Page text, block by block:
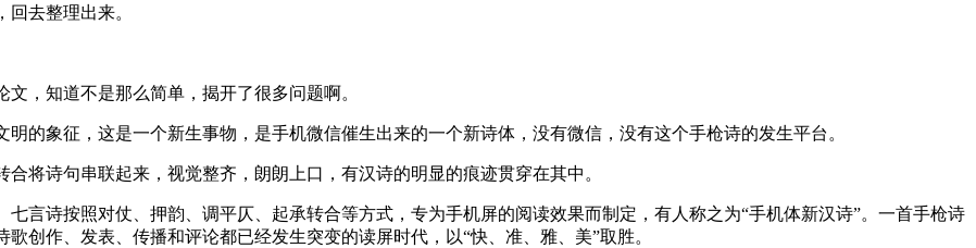
去整理出来。
，知道不是那么简单，揭开了很多问题啊。
的象征，这是一个新生事物，是手机微信催生出来的一个新诗体，没有微信，没有这个手枪诗的发生平台。
将诗句串联起来，视觉整齐，朗朗上口，有汉诗的明显的痕迹贯穿在其中。
言诗按照对仗、押韵、调平仄、起承转合等方式，专为手机屏的阅读效果而制定，有人称之为“手机体新汉诗”。一首手枪诗
创作、发表、传播和评论都已经发生突变的读屏时代，以“快、准、雅、美”取胜。